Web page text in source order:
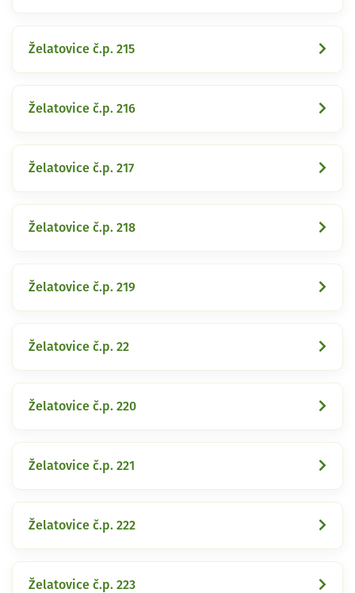
Želatovice č.p. 215
Želatovice č.p. 216
Želatovice č.p. 217
Želatovice č.p. 218
Želatovice č.p. 219
Želatovice č.p. 22
Želatovice č.p. 220
Želatovice č.p. 221
Želatovice č.p. 222
Želatovice č.p. 223